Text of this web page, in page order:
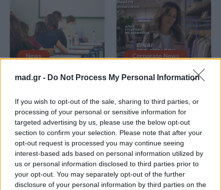
mad.gr - Do Not Process My Personal Information
If you wish to opt-out of the sale, sharing to third parties, or
processing of your personal or sensitive information for
targeted advertising by us, please use the below opt-out
section to confirm your selection. Please note that after your
opt-out request is processed you may continue seeing
interest-based ads based on personal information utilized by
us or personal information disclosed to third parties prior to
your opt-out. You may separately opt-out of the further
disclosure of your personal information by third parties on the
News
Πανελλαδικές 2026:
βαθμολογιών η
Λαρισαία Ιωάννα
Παπακώστα με 19.780
μόρια
26.06.2026
Corporate News
Μία κάρτα για όλες τις
26.06.2026